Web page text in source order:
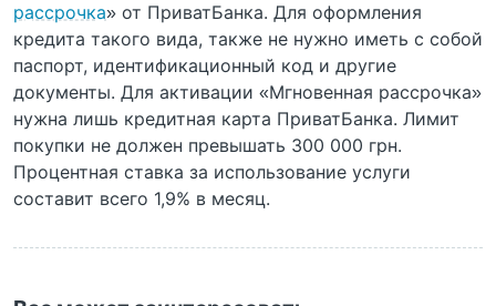
рассрочка» от ПриватБанка. Для оформления
кредита такого вида, также не нужно иметь с собой
паспорт, идентификационный код и другие
документы. Для активации «Мгновенная рассрочка»
нужна лишь кредитная карта ПриватБанка. Лимит
покупки не должен превышать 300 000 грн.
Процентная ставка за использование услуги
составит всего 1,9% в месяц.